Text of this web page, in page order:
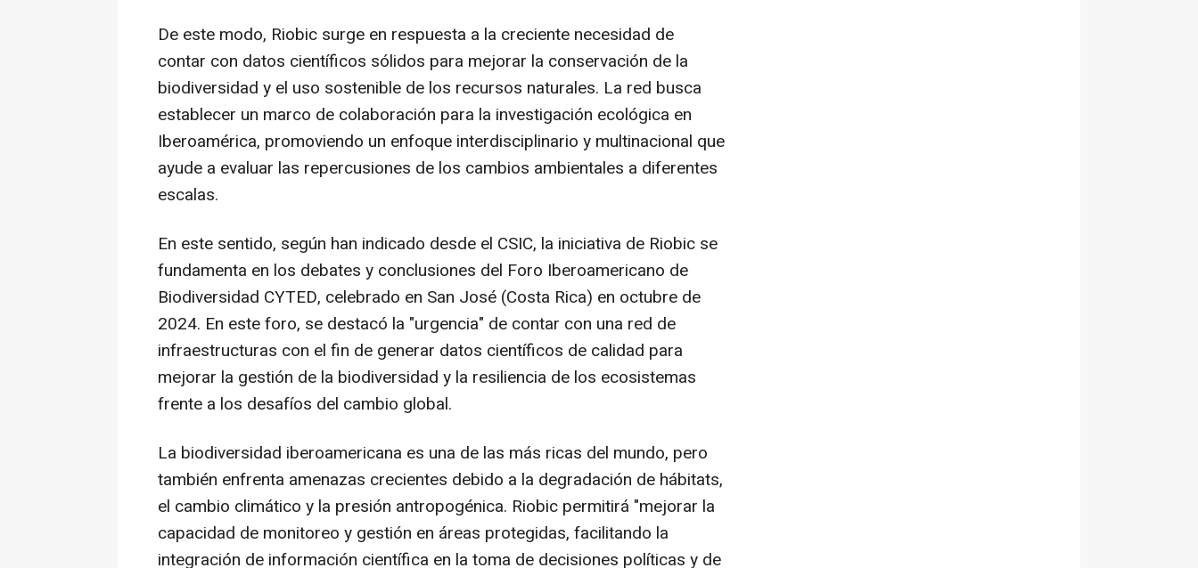
De este modo, Riobic surge en respuesta a la creciente necesidad de
contar con datos científicos sólidos para mejorar la conservación de la
biodiversidad y el uso sostenible de los recursos naturales. La red busca
establecer un marco de colaboración para la investigación ecológica en
Iberoamérica, promoviendo un enfoque interdisciplinario y multinacional que
ayude a evaluar las repercusiones de los cambios ambientales a diferentes
escalas.
En este sentido, según han indicado desde el CSIC, la iniciativa de Riobic se
fundamenta en los debates y conclusiones del Foro Iberoamericano de
Biodiversidad CYTED, celebrado en San José (Costa Rica) en octubre de
2024. En este foro, se destacó la "urgencia" de contar con una red de
infraestructuras con el fin de generar datos científicos de calidad para
mejorar la gestión de la biodiversidad y la resiliencia de los ecosistemas
frente a los desafíos del cambio global.
La biodiversidad iberoamericana es una de las más ricas del mundo, pero
también enfrenta amenazas crecientes debido a la degradación de hábitats,
el cambio climático y la presión antropogénica. Riobic permitirá "mejorar la
capacidad de monitoreo y gestión en áreas protegidas, facilitando la
integración de información científica en la toma de decisiones políticas y de